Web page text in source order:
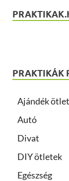
PRAKTIKÁK
Ajándék
Autó
Divat
DIY ötletek
Egészség